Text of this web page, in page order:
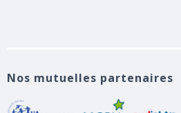
Nos mutuelles partenaires